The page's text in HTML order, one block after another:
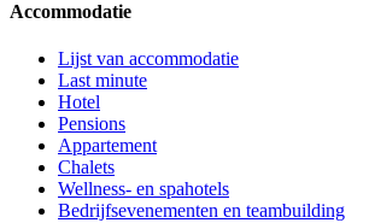
Accommodatie
Lijst van accommodatie
Last minute
Hotel
Pensions
Appartement
Chalets
Wellness- en spahotels
Bedrijfsevenementen en teambuilding